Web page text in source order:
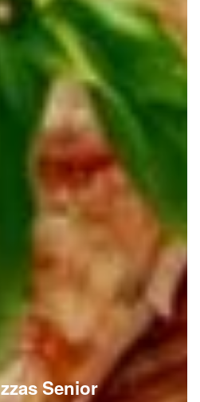
Senior